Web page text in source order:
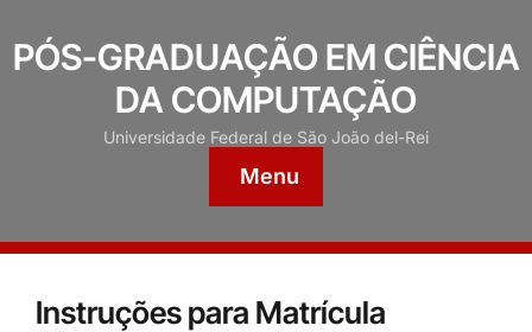
PÓS-GRADUAÇÃO EM CIÊNCIA
DA COMPUTAÇÃO
Universidade Federal de São João del-Rei
Menu
Instruções para Matrícula